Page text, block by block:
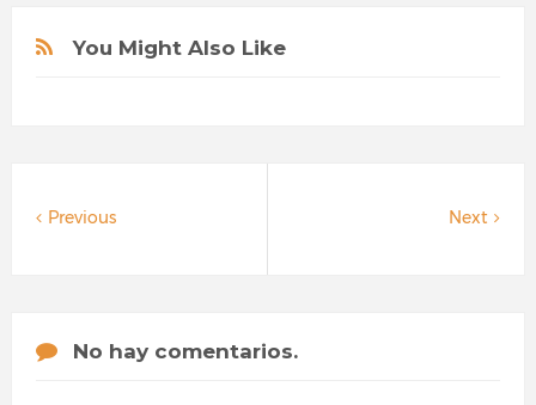
You Might Also Like
Next
Previous
No hay comentarios.